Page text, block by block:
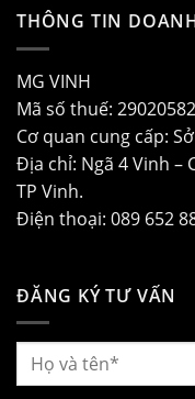
THÔNG TIN
MG VINH
Mã số thuế:
Cơ quan cung cấp:
Địa chỉ: Ngã 4 Vinh –
TP Vinh.
Điện thoại: 089 652
ĐĂNG KÝ TƯ VẤN